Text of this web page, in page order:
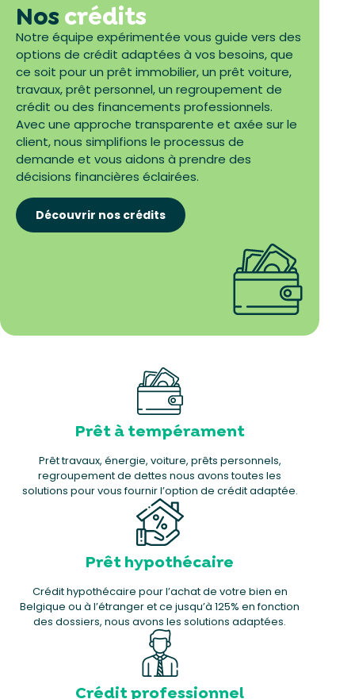
Nos crédits
Notre équipe expérimentée vous guide vers des
options de crédit adaptées à vos besoins, que
ce soit pour un prêt immobilier, un prêt voiture,
travaux, prêt personnel, un regroupement de
crédit ou des financements professionnels.
Avec une approche transparente et axée sur le
client, nous simplifions le processus de
demande et vous aidons à prendre des
décisions financières éclairées.
Découvrir nos crédits
Prêt à tempérament
Prêt travaux, énergie, voiture, prêts personnels,
regroupement de dettes nous avons toutes les
solutions pour vous fournir l’option de crédit adaptée.
Prêt hypothécaire
Crédit hypothécaire pour l’achat de votre bien en
Belgique ou à l’étranger et ce jusqu’à 125% en fonction
des dossiers, nous avons les solutions adaptées.
Crédit professionnel